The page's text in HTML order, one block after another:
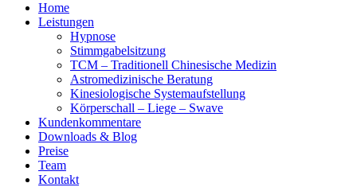
Home
Leistungen
Hypnose
Stimmgabelsitzung
TCM – Traditionell Chinesische Medizin
Astromedizinische Beratung
Kinesiologische Systemaufstellung
Körperschall – Liege – Swave
Kundenkommentare
Downloads & Blog
Preise
Team
Kontakt